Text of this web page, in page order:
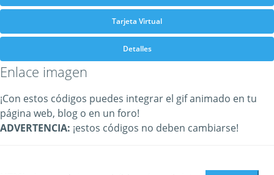
Tarjeta Virtual
Detalles
Enlace imagen
¡Con estos códigos puedes integrar el gif animado en tu
página web, blog o en un foro!
ADVERTENCIA: ¡estos códigos no deben cambiarse!